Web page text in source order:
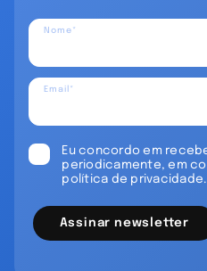
Nome*
Email*
Eu concordo em
periodicamente, em
política de
Assinar newsletter